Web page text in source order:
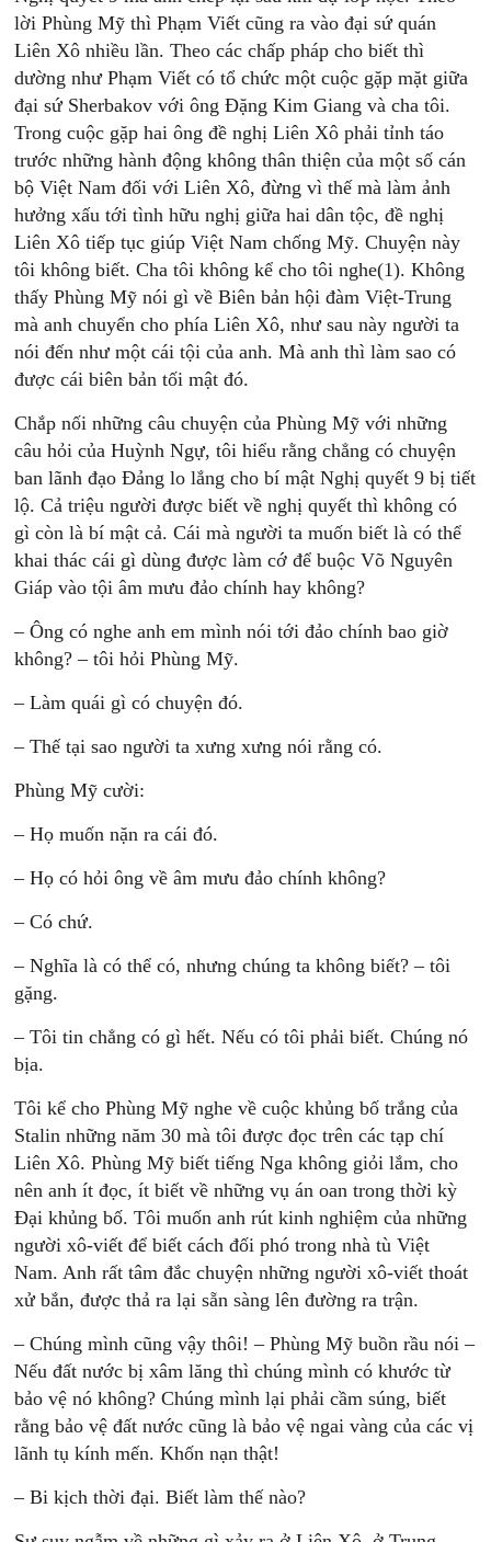
lời Phùng Mỹ thì Phạm Viết cũng ra vào đại sứ quán
Liên Xô nhiều lần. Theo các chấp pháp cho biết thì
dường như Phạm Viết có tổ chức một cuộc gặp mặt giữa
đại sứ Sherbakov với ông Ðặng Kim Giang và cha tôi.
Trong cuộc gặp hai ông đề nghị Liên Xô phải tỉnh táo
trước những hành động không thân thiện của một số cán
bộ Việt Nam đối với Liên Xô, đừng vì thế mà làm ảnh
hưởng xấu tới tình hữu nghị giữa hai dân tộc, đề nghị
Liên Xô tiếp tục giúp Việt Nam chống Mỹ. Chuyện này
tôi không biết. Cha tôi không kể cho tôi nghe(1). Không
thấy Phùng Mỹ nói gì về Biên bản hội đàm Việt-Trung
mà anh chuyển cho phía Liên Xô, như sau này người ta
nói đến như một cái tội của anh. Mà anh thì làm sao có
được cái biên bản tối mật đó.
Chắp nối những câu chuyện của Phùng Mỹ với những
câu hỏi của Huỳnh Ngự, tôi hiểu rằng chẳng có chuyện
ban lãnh đạo Ðảng lo lắng cho bí mật Nghị quyết 9 bị tiết
lộ. Cả triệu người được biết về nghị quyết thì không có
gì còn là bí mật cả. Cái mà người ta muốn biết là có thể
khai thác cái gì dùng được làm cớ để buộc Võ Nguyên
Giáp vào tội âm mưu đảo chính hay không?
– Ông có nghe anh em mình nói tới đảo chính bao giờ
không? – tôi hỏi Phùng Mỹ.
– Làm quái gì có chuyện đó.
– Thế tại sao người ta xưng xưng nói rằng có.
Phùng Mỹ cười:
– Họ muốn nặn ra cái đó.
– Họ có hỏi ông về âm mưu đảo chính không?
– Có chứ.
– Nghĩa là có thể có, nhưng chúng ta không biết? – tôi
gặng.
– Tôi tin chẳng có gì hết. Nếu có tôi phải biết. Chúng nó
bịa.
Tôi kể cho Phùng Mỹ nghe về cuộc khủng bố trắng của
Stalin những năm 30 mà tôi được đọc trên các tạp chí
Liên Xô. Phùng Mỹ biết tiếng Nga không giỏi lắm, cho
nên anh ít đọc, ít biết về những vụ án oan trong thời kỳ
Ðại khủng bố. Tôi muốn anh rút kinh nghiệm của những
người xô-viết để biết cách đối phó trong nhà tù Việt
Nam. Anh rất tâm đắc chuyện những người xô-viết thoát
xử bắn, được thả ra lại sẵn sàng lên đường ra trận.
– Chúng mình cũng vậy thôi! – Phùng Mỹ buồn rầu nói –
Nếu đất nước bị xâm lăng thì chúng mình có khước từ
bảo vệ nó không? Chúng mình lại phải cầm súng, biết
rằng bảo vệ đất nước cũng là bảo vệ ngai vàng của các vị
lãnh tụ kính mến. Khốn nạn thật!
– Bi kịch thời đại. Biết làm thế nào?